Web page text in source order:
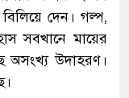
দেন। গল্প,
সবখানে মায়ের
অসংখ্য উদাহরণ।